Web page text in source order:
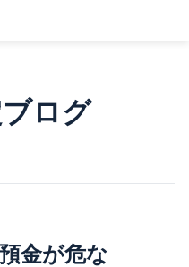
ログ
金が危な